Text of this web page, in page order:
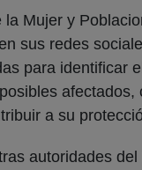
la Mujer y
sus redes
para identificar
afectados,
a su
autoridades